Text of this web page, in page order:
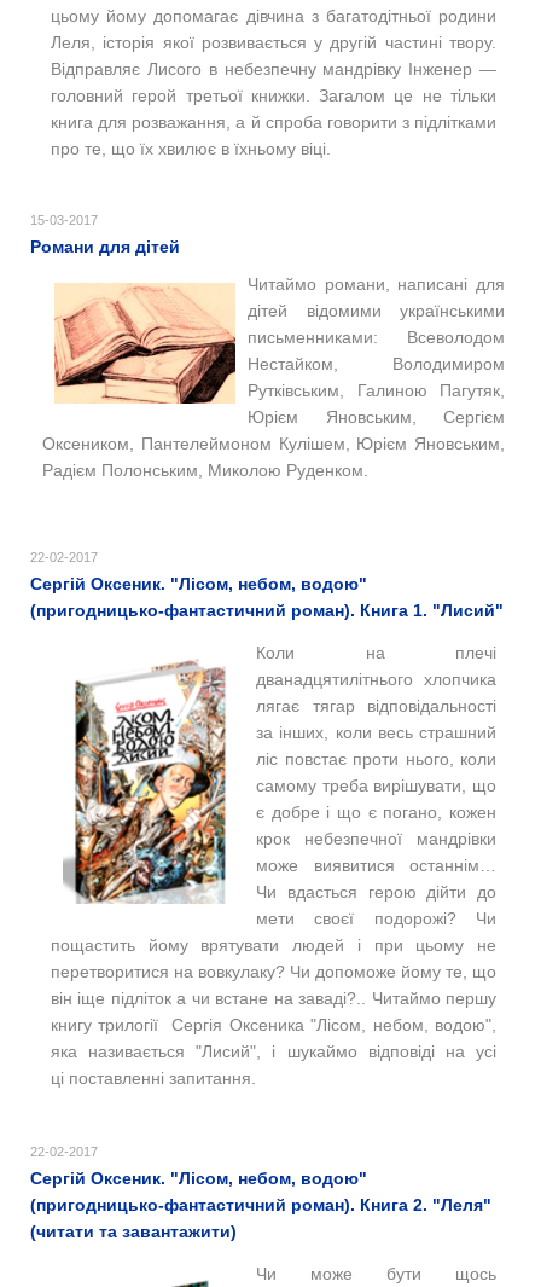
цьому йому допомагає дівчина з багатодітньої родини
Леля, історія якої розвивається у другій частині твору.
Відправляє Лисого в небезпечну мандрівку Інженер —
головний герой третьої книжки. Загалом це не тільки
книга для розважання, а й спроба говорити з підлітками
про те, що їх хвилює в їхньому віці.
15-03-2017
Романи для дітей
Читаймо романи, написані для
дітей відомими українськими
письменниками: Всеволодом
Нестайком, Володимиром
Рутківським, Галиною Пагутяк,
Юрієм Яновським, Сергієм
Оксеником, Пантелеймоном Кулішем, Юрієм Яновським,
Радієм Полонським, Миколою Руденком.
22-02-2017
Сергій Оксеник. "Лісом, небом, водою"
(пригодницько-фантастичний роман). Книга 1. "Лисий"
Коли на плечі
дванадцятилітнього хлопчика
лягає тягар відповідальності
за інших, коли весь cтрашний
ліс повстає проти нього, коли
самому треба вирішувати, що
є добре і що є погано, кожен
крок небезпечної мандрівки
може виявитися останнім…
Чи вдасться герою дійти до
мети своєї подорожі? Чи
пощастить йому врятувати людей і при цьому не
перетворитися на вовкулаку? Чи допоможе йому те, що
він іще підліток а чи встане на заваді?.. Читаймо першу
книгу трилогії Сергія Оксеника "Лісом, небом, водою",
яка називається "Лисий", і шукаймо відповіді на усі
ці поставленні запитання.
22-02-2017
Сергій Оксеник. "Лісом, небом, водою"
(пригодницько-фантастичний роман). Книга 2. "Леля"
(читати та завантажити)
Чи може бути щось